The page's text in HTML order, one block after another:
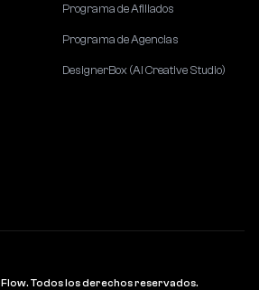
Programa de Afiliados
Programa de Agencias
DesignerBox (AI Creative Studio)
Todos los derechos reservados.